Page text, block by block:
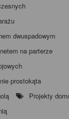
dwuspadowym
na parterze
prostokąta
Projekty